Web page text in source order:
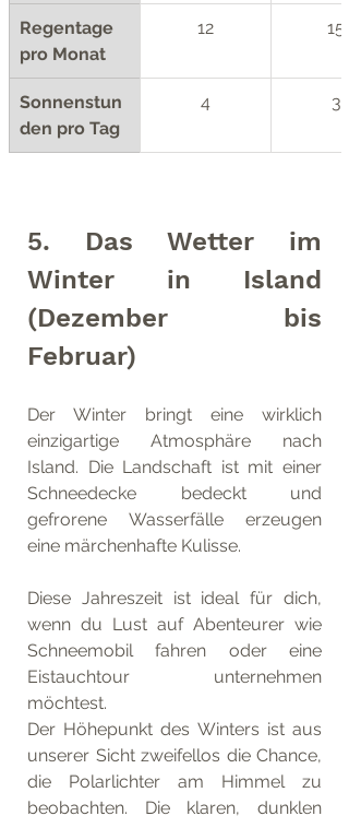
Regentage
pro Monat
12 15
Sonnenstun
den pro Tag
4 3
5. Das Wetter im
Winter in Island
(Dezember bis
Februar)
Der Winter bringt eine wirklich
einzigartige Atmosphäre nach
Island. Die Landschaft ist mit einer
Schneedecke bedeckt und
gefrorene Wasserfälle erzeugen
eine märchenhafte Kulisse.
Diese Jahreszeit ist ideal für dich,
wenn du Lust auf Abenteurer wie
Schneemobil fahren oder eine
Eistauchtour unternehmen
möchtest.
Der Höhepunkt des Winters ist aus
unserer Sicht zweifellos die Chance,
die Polarlichter am Himmel zu
beobachten. Die klaren, dunklen